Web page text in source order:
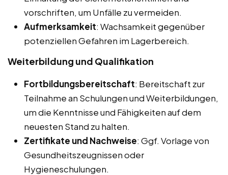
vorschriften, um Unfälle zu vermeiden.
Aufmerksamkeit: Wachsamkeit gegenüber
potenziellen Gefahren im Lagerbereich.
Weiterbildung und Qualifikation
Fortbildungsbereitschaft: Bereitschaft zur
Teilnahme an Schulungen und Weiterbildungen,
um die Kenntnisse und Fähigkeiten auf dem
neuesten Stand zu halten.
Zertifikate und Nachweise: Ggf. Vorlage von
Gesundheitszeugnissen oder
Hygieneschulungen.